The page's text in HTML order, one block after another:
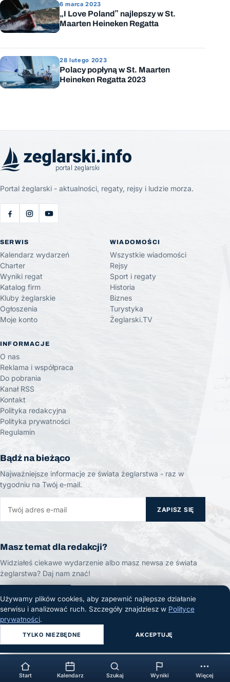
6 marca 2023
„I Love Poland” najlepszy w St.
Maarten Heineken Regatta
28 lutego 2023
Polacy popłyną w St. Maarten
Heineken Regatta 2023
Portal żeglarski - aktualności, regaty, rejsy i ludzie morza.
SERWIS
Kalendarz wydarzeń
Charter
Wyniki regat
Katalog firm
Kluby żeglarskie
Ogłoszenia
Moje konto
WIADOMOŚCI
Wszystkie wiadomości
Rejsy
Sport i regaty
Historia
Biznes
Turystyka
Żeglarski.TV
INFORMACJE
O nas
Reklama i współpraca
Do pobrania
Kanał RSS
Kontakt
Polityka redakcyjna
Polityka prywatności
Regulamin
Bądź na bieżąco
Najważniejsze informacje ze świata żeglarstwa - raz w
tygodniu na Twój e-mail.
ZAPISZ SIĘ
Masz temat dla redakcji?
Widziałeś ciekawe wydarzenie albo masz newsa ze świata
żeglarstwa? Daj nam znać!
ZGŁOŚ TEMAT
© 2026 Żeglarski.info. Wszelkie prawa zastrzeżone.
Używamy plików cookies, aby zapewnić najlepsze działanie
serwisu i analizować ruch. Szczegóły znajdziesz w Polityce
prywatności.
TYLKO NIEZBĘDNE AKCEPTUJĘ
Start Kalendarz Szukaj Wyniki Więcej